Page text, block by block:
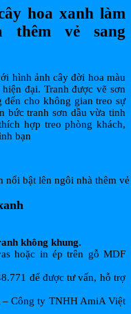
hoa xanh làm
thêm vẻ sang
hình ảnh cây đời hoa màu
đại. Tranh được vẽ sơn
đến cho không gian treo sự
bức tranh sơn dầu vừa tinh
hợp treo phòng khách,
bạn
nổi bật lên ngôi nhà thêm
không khung.
hoặc in ép trên gỗ MDF
để được tư vấn, hỗ trợ
Công ty TNHH AmiA Việt